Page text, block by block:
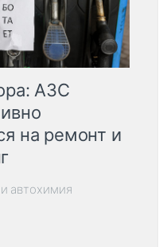
АЗС
на ремонт и
автохимия